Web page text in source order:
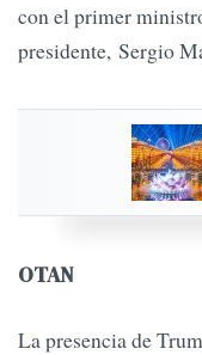
con el primer
presidente, Sergio
OTAN
La presencia de